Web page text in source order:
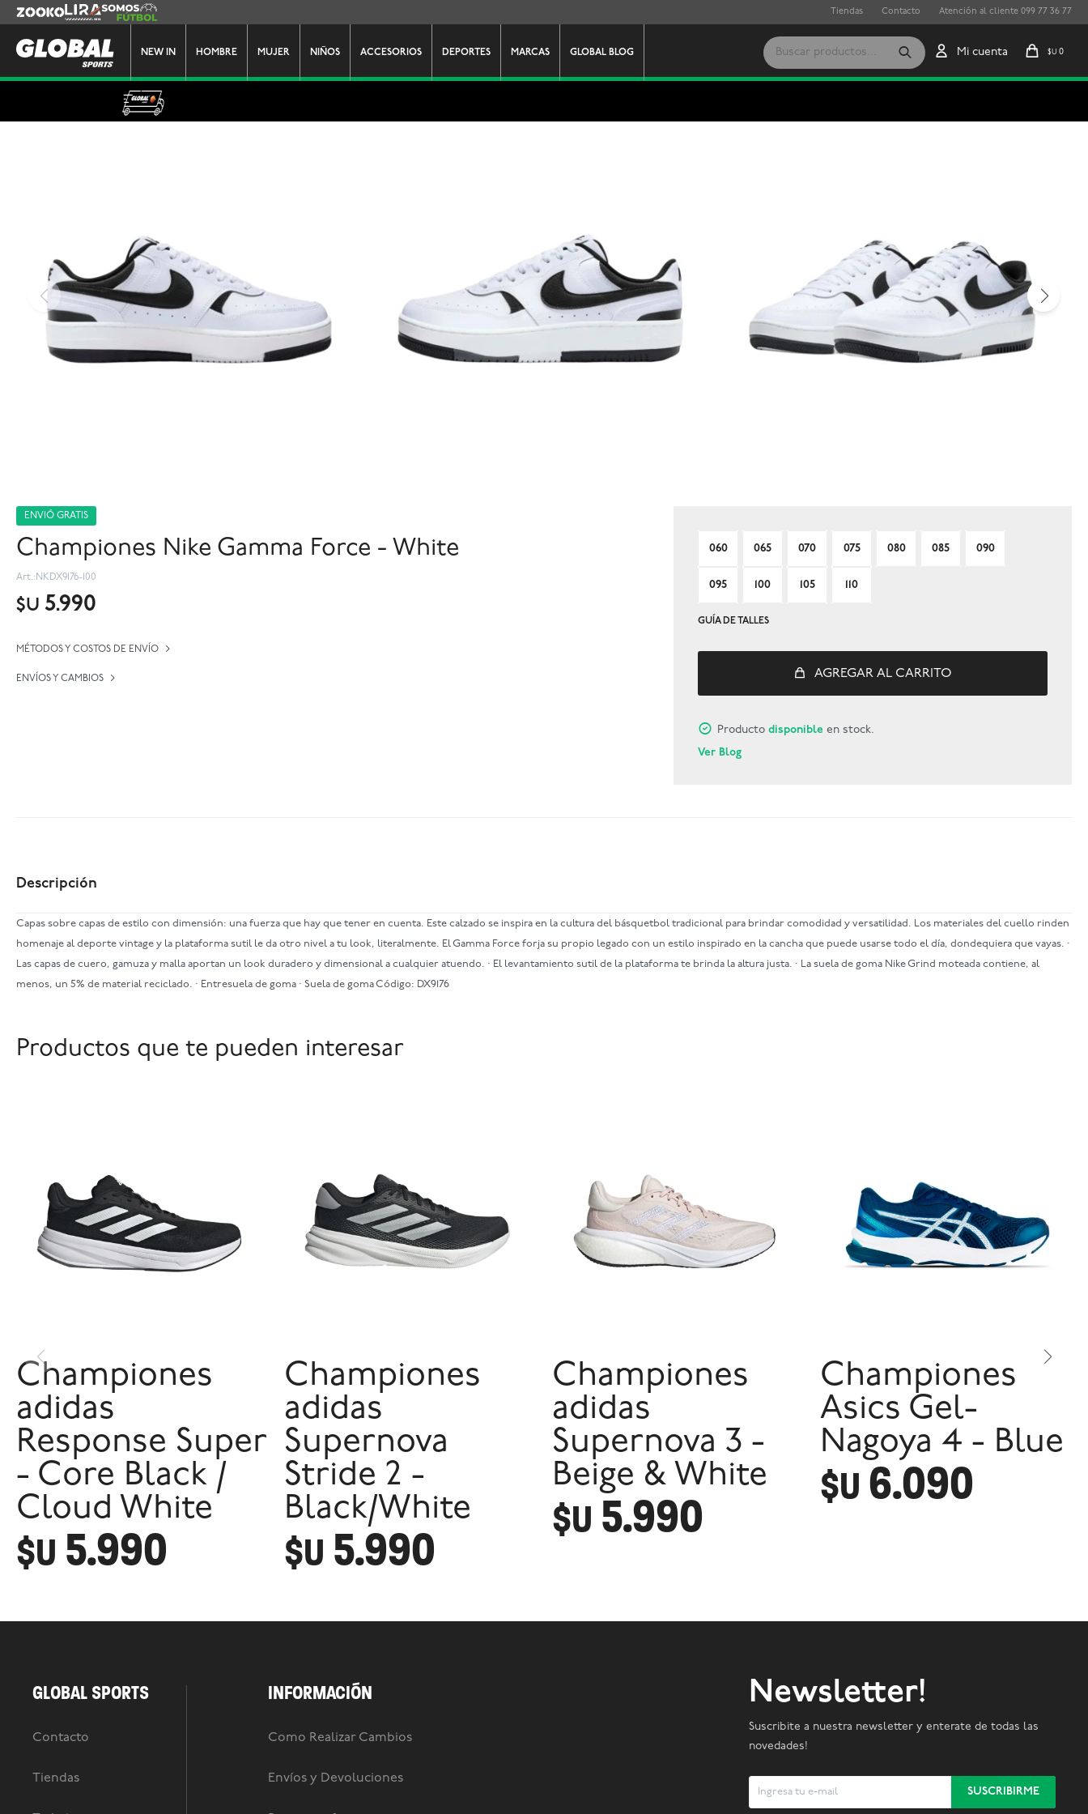
NEW IN HOMBRE MUJER NIÑOS ACCESORIOS DEPORTES MARCAS GLOBAL BLOG $U 0
Zooko Lira Somos Futbol Tiendas Contacto Atención al cliente 099 77 36 77
ENVIÓ GRATIS
Championes Nike Gamma Force - White
NKDX9176-100
$U 5.990
MÉTODOS Y COSTOS DE ENVÍO
ENVÍOS Y CAMBIOS
060 065 070 075 080 085 090
095 100 105 110
GUÍA DE TALLES
AGREGAR AL CARRITO
Productodisponible en stock.
Ver Blog
Descripción
Capas sobre capas de estilo con dimensión: una fuerza que hay que tener en cuenta. Este calzado se inspira en la cultura del básquetbol tradicional para brindar comodidad y versatilidad. Los materiales del cuello rinden
homenaje al deporte vintage y la plataforma sutil le da otro nivel a tu look, literalmente. El Gamma Force forja su propio legado con un estilo inspirado en la cancha que puede usarse todo el día, dondequiera que vayas. ·
Las capas de cuero, gamuza y malla aportan un look duradero y dimensional a cualquier atuendo. · El levantamiento sutil de la plataforma te brinda la altura justa. · La suela de goma Nike Grind moteada contiene, al
menos, un 5% de material reciclado. · Entresuela de goma · Suela de goma Código: DX9176
Productos que te pueden interesar
Championes
adidas
Response Super
- Core Black /
Cloud White
$U 5.990
Championes
adidas
Supernova
Stride 2 -
Black/White
$U 5.990
Championes
adidas
Supernova 3 -
Beige & White
$U 5.990
Championes
Asics Gel-
Nagoya 4 - Blue
$U 6.090
GLOBAL SPORTS
Contacto
Tiendas
INFORMACIÓN
Como Realizar Cambios
Envíos y Devoluciones
Newsletter!
Suscribite a nuestra newsletter y enterate de todas las
novedades!
SUSCRIBIRME